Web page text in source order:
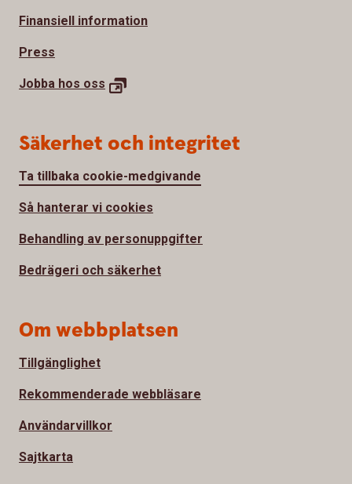
Finansiell information
Press
Jobba hos oss
Säkerhet och integritet
Ta tillbaka cookie-medgivande
Så hanterar vi cookies
Behandling av personuppgifter
Bedrägeri och säkerhet
Om webbplatsen
Tillgänglighet
Rekommenderade webbläsare
Användarvillkor
Sajtkarta